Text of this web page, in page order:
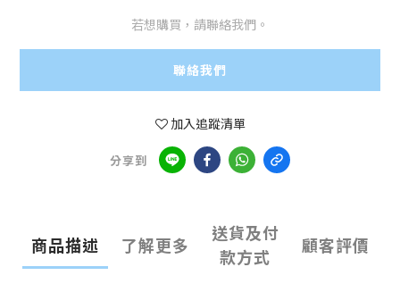
若想購買，請聯絡我們。
聯絡我們
加入追蹤清單
分享到
商品描述 了解更多
送貨及付
款方式
顧客評價